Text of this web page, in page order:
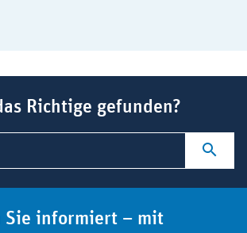
Richtige gefunden?
Sie informiert – mit